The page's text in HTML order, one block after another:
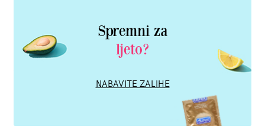
Spremni za
ljeto?
NABAVITE ZALIHE